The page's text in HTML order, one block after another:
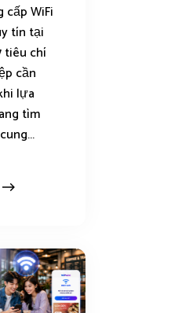
WiFi
tín tại
tiêu chí
cần
lựa
tìm